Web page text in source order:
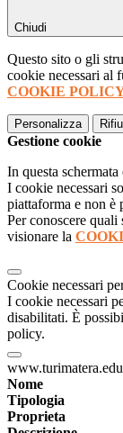
Chiudi
Questo sito o gli
cookie necessari al
COOKIE
Personalizza
Gestione cookie
In questa
I cookie necessari
piattaforma e non è
Per conoscere
visionare la
Cookie necessari
I cookie necessari
disabilitati. È
policy.
Nome
Tipologia
Proprieta